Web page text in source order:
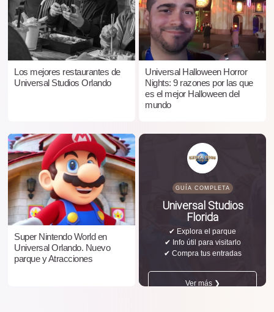
Los mejores restaurantes de
Universal Studios Orlando
Universal Halloween Horror
Nights: 9 razones por las que
es el mejor Halloween del
mundo
Super Nintendo World en
Universal Orlando. Nuevo
parque y Atracciones
GUÍA COMPLETA
Universal Studios
Florida
✔ Explora el parque
✔ Info útil para visitarlo
✔ Compra tus entradas
Ver más ❯